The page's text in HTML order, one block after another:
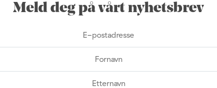
Meld deg på vårt nyhetsbrev